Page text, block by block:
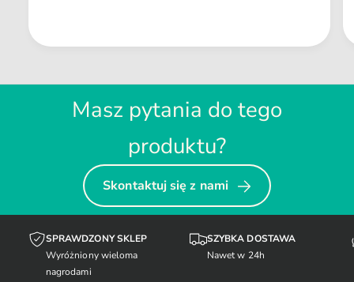
Masz pytania do tego
produktu?
Skontaktuj się z nami
SPRAWDZONY SKLEP
Wyróżniony wieloma
nagrodami
SZYBKA DOSTAWA
Nawet w 24h